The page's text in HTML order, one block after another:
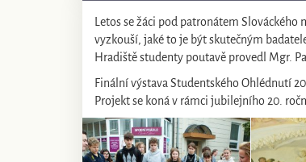
Letos se žáci pod patronátem
vyzkouší, jaké to je být skutečným
Hradiště studenty poutavě provedl Mgr.
Finální výstava Studentského Ohlédnutí
Projekt se koná v rámci jubilejního 20.